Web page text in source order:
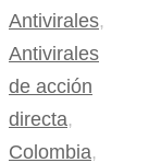
Antivirales,
Antivirales
de acción
directa,
Colombia,